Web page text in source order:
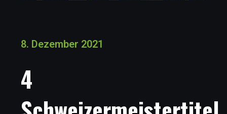
8. Dezember 2021
4